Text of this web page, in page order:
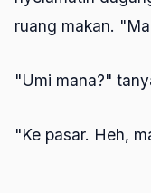
ruang makan.
"Umi mana?"
"Ke pasar. Heh,